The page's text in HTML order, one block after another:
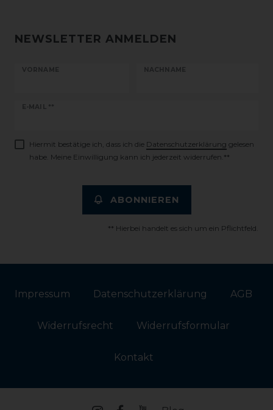
NEWSLETTER ANMELDEN
VORNAME NACHNAME
E-MAIL **
Newsletter
Hiermit bestätige ich, dass ich die Daten­schutz­erklärung gelesen
habe. Meine Einwilligung kann ich jederzeit widerrufen.**
ABONNIEREN
** Hierbei handelt es sich um ein Pflichtfeld.
Impressum Daten­schutz­erklärung AGB
Widerrufs­recht Widerrufs­formular
Kontakt